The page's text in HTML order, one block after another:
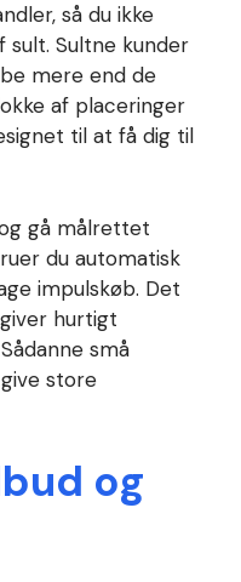
så du ikke
Sultne kunder
mere end de
af placeringer
til at få dig til
gå målrettet
du automatisk
impulskøb. Det
hurtigt
små
store
og